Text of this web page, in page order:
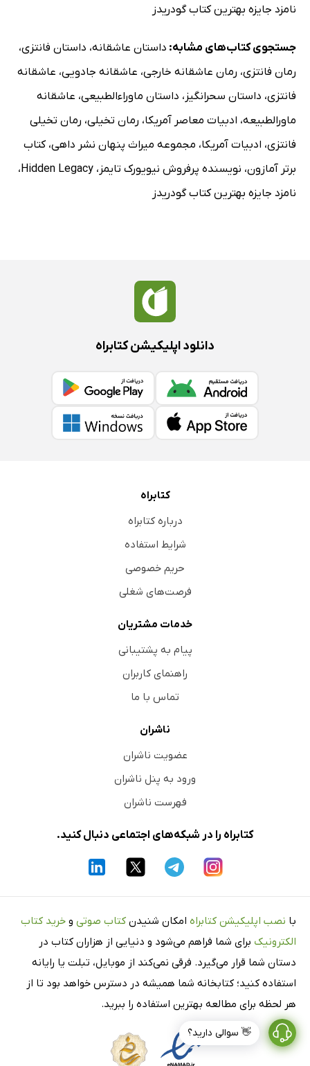
نامزد جایزه بهترین کتاب گودریدز
جستجوی کتاب‌های مشابه: داستان عاشقانه، داستان فانتزی،
رمان فانتزی، رمان عاشقانه خارجی، عاشقانه جادویی، عاشقانه
فانتزی، داستان سحرانگیز ، داستان ماوراءالطبیعی، عاشقانه
ماورالطبیعه، ادبیات معاصر آمریکا، رمان تخیلی، رمان تخیلی
فانتزی، ادبیات آمریکا، مجموعه میراث پنهان نشر داهی،کتاب
برتر آمازون، نویسنده پرفروش نیویورک تایمز ، Hidden Legacy،
نامزد جایزه بهترین کتاب گودریدز
👋 سوالی دارید؟
دانلود اپلیکیشن کتابراه
کتابراه
درباره کتابراه
شرایط استفاده
حریم خصوصی
فرصت‌های شغلی
خدمات مشتریان
پیام به پشتیبانی
راهنمای کاربران
تماس با ما
ناشران
عضویت ناشران
ورود به پنل ناشران
فهرست ناشران
کتابراه را در شبکه‌های اجتماعی دنبال کنید.
با نصب اپلیکیشن کتابراه امکان شنیدن کتاب صوتی و خرید کتاب
الکترونیک برای شما فراهم می‌شود و دنیایی از هزاران کتاب در
دستان شما قرار می‌گیرد. فرقی نمی‌کند از موبایل، تبلت یا رایانه
استفاده کنید؛ کتابخانه شما همیشه در دسترس خواهد بود تا از
هر لحظه برای مطالعه بهترین استفاده را ببرید.